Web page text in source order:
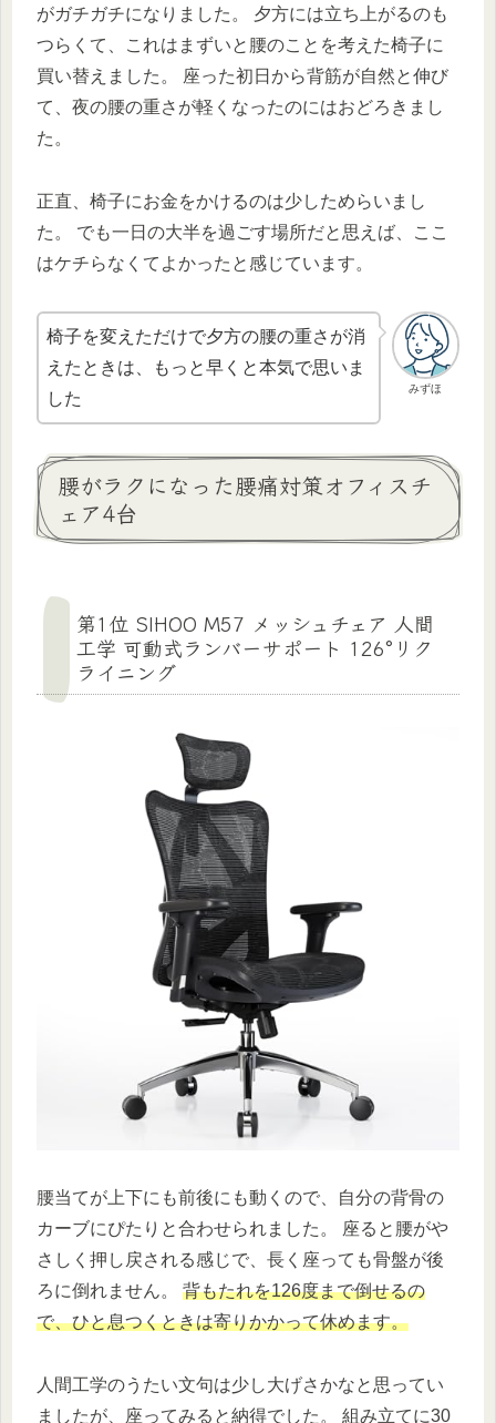
がガチガチになりました。 夕方には立ち上がるのも
つらくて、これはまずいと腰のことを考えた椅子に
買い替えました。 座った初日から背筋が自然と伸び
て、夜の腰の重さが軽くなったのにはおどろきまし
た。
正直、椅子にお金をかけるのは少しためらいまし
た。 でも一日の大半を過ごす場所だと思えば、ここ
はケチらなくてよかったと感じています。
みずほ
椅子を変えただけで夕方の腰の重さが消
えたときは、もっと早くと本気で思いま
した
腰がラクになった腰痛対策オフィスチ
ェア4台
第1位 SIHOO M57 メッシュチェア 人間
工学 可動式ランバーサポート 126°リク
ライニング
腰当てが上下にも前後にも動くので、自分の背骨の
カーブにぴたりと合わせられました。 座ると腰がや
さしく押し戻される感じで、長く座っても骨盤が後
ろに倒れません。 背もたれを126度まで倒せるの
で、ひと息つくときは寄りかかって休めます。
人間工学のうたい文句は少し大げさかなと思ってい
ましたが、座ってみると納得でした。 組み立てに30